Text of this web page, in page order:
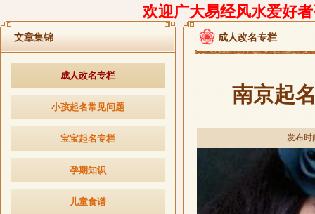
欢迎广大易经风水爱好
文章集锦
成人改名专栏
小孩起名常见问题
宝宝起名专栏
孕期知识
儿童食谱
成人改名专栏
南京起
发布时